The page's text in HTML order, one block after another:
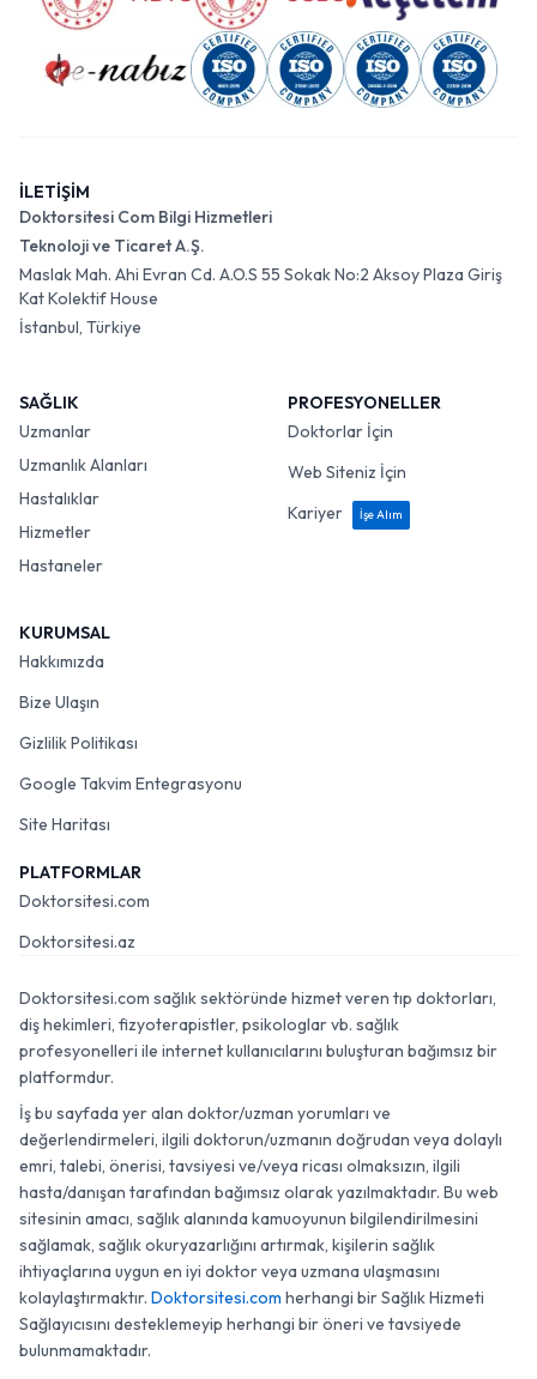
İLETİŞİM
Doktorsitesi Com Bilgi Hizmetleri
Teknoloji ve Ticaret A.Ş.
Maslak Mah. Ahi Evran Cd. A.O.S 55 Sokak No:2 Aksoy Plaza Giriş
Kat Kolektif House
İstanbul, Türkiye
SAĞLIK
Uzmanlar
Uzmanlık Alanları
Hastalıklar
Hizmetler
Hastaneler
PROFESYONELLER
Doktorlar İçin
Web Siteniz İçin
Kariyer
İşe Alım
KURUMSAL
Hakkımızda
Bize Ulaşın
Gizlilik Politikası
Google Takvim Entegrasyonu
Site Haritası
PLATFORMLAR
Doktorsitesi.com
Doktorsitesi.az
Doktorsitesi.com sağlık sektöründe hizmet veren tıp doktorları,
diş hekimleri, fizyoterapistler, psikologlar vb. sağlık
profesyonelleri ile internet kullanıcılarını buluşturan bağımsız bir
platformdur.
İş bu sayfada yer alan doktor/uzman yorumları ve
değerlendirmeleri, ilgili doktorun/uzmanın doğrudan veya dolaylı
emri, talebi, önerisi, tavsiyesi ve/veya ricası olmaksızın, ilgili
hasta/danışan tarafından bağımsız olarak yazılmaktadır. Bu web
sitesinin amacı, sağlık alanında kamuoyunun bilgilendirilmesini
sağlamak, sağlık okuryazarlığını artırmak, kişilerin sağlık
ihtiyaçlarına uygun en iyi doktor veya uzmana ulaşmasını
kolaylaştırmaktır. Doktorsitesi.com herhangi bir Sağlık Hizmeti
Sağlayıcısını desteklemeyip herhangi bir öneri ve tavsiyede
bulunmamaktadır.